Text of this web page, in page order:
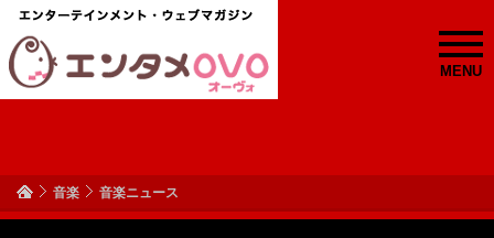
MENU
音楽 音楽ニュース